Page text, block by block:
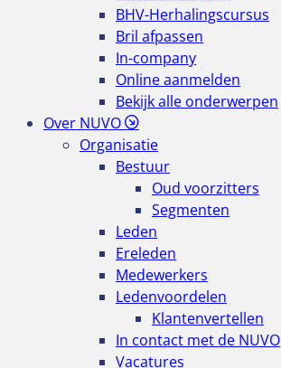
BHV-Herhalingscursus
Bril afpassen
In-company
Online aanmelden
Bekijk alle onderwerpen
Over NUVO
Organisatie
Bestuur
Oud voorzitters
Segmenten
Leden
Ereleden
Medewerkers
Ledenvoordelen
Klantenvertellen
In contact met de NUVO
Vacatures